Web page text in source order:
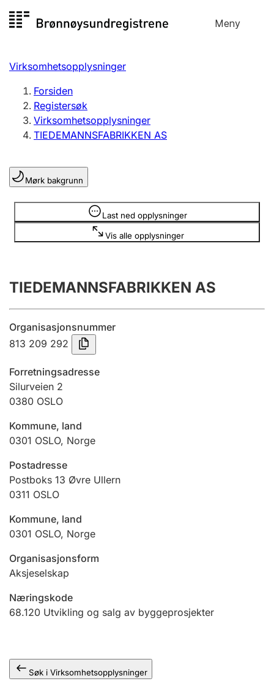
til
Meny
Registersøk
Aksjeselskap
Enkeltpersonforetak
Registrere, endre, slette
Lag og forening
Registrere, endre, slette
Innsending og forsinkelsesgebyr
Tinglysing
Jeger
Ektepaktveileder
Andre tema
Virksomhetsopplysninger
Forsiden
Registersøk
Virksomhetsopplysninger
TIEDEMANNSFABRIKKEN AS
Mørk bakgrunn
Last ned opplysninger
Vis alle opplysninger
Opplysninger er skjult
TIEDEMANNSFABRIKKEN AS
Organisasjonsnummer
813 209 292
Forretningsadresse
Silurveien 2
0380 OSLO
Kommune, land
0301 OSLO, Norge
Postadresse
Postboks 13 Øvre Ullern
0311 OSLO
Kommune, land
0301 OSLO, Norge
Organisasjonsform
Aksjeselskap
Næringskode
68.120 Utvikling og salg av byggeprosjekter
Søk i Virksomhetsopplysninger